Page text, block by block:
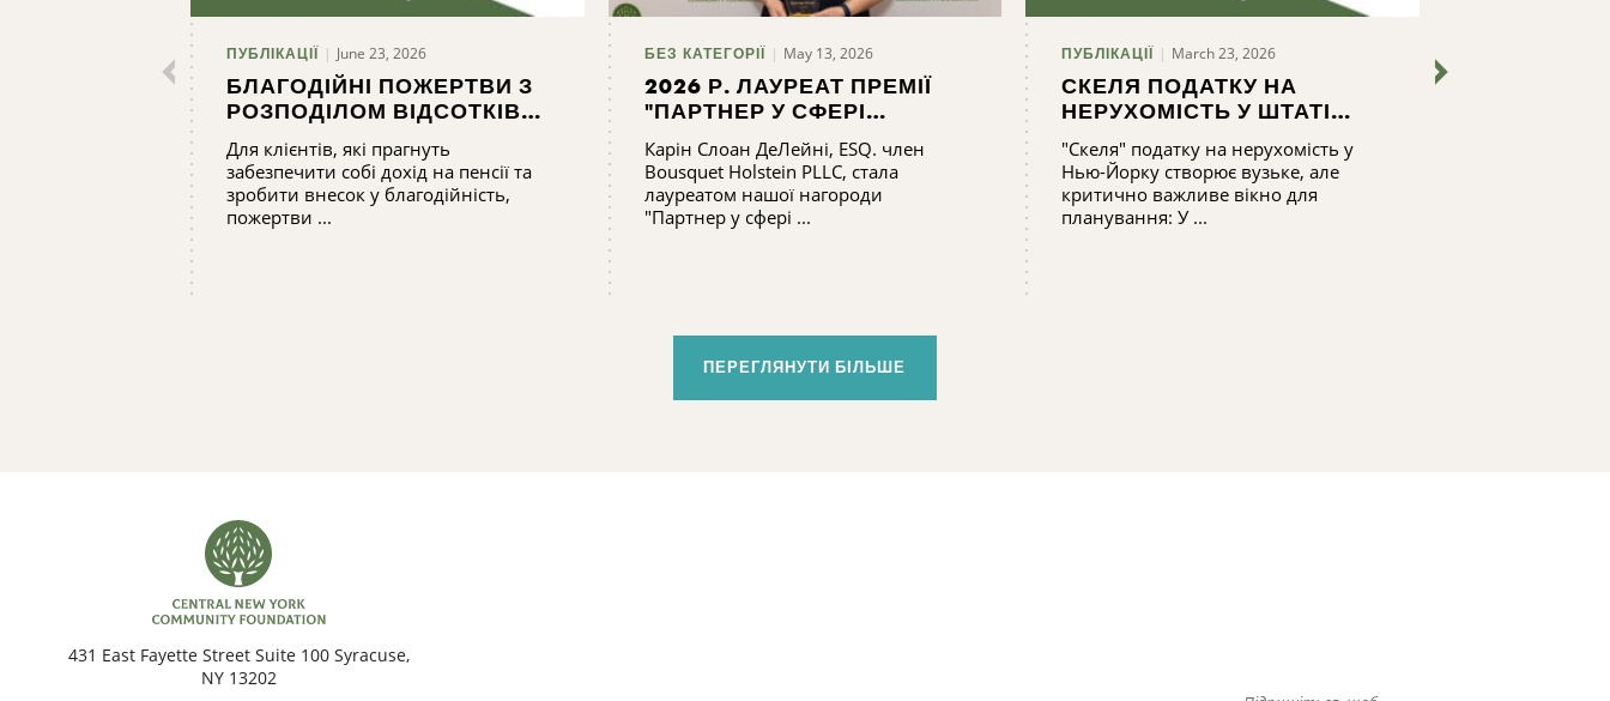
ПУБЛІКАЦІЇ June 23, 2026
БЛАГОДІЙНІ ПОЖЕРТВИ З
РОЗПОДІЛОМ ВІДСОТКІВ:
НАЙВАЖЛИВІШІ ПИТАННЯ
ТА ВІДПОВІДІ
Для клієнтів, які прагнуть
забезпечити собі дохід на пенсії та
зробити внесок у благодійність,
пожертви ...
БЕЗ КАТЕГОРІЇ May 13, 2026
2026 Р. ЛАУРЕАТ ПРЕМІЇ
"ПАРТНЕР У СФЕРІ
БЛАГОДІЙНОСТІ
Карін Слоан ДеЛейні, ESQ. член
Bousquet Holstein PLLC, стала
лауреатом нашої нагороди
"Партнер у сфері ...
ПУБЛІКАЦІЇ March 23, 2026
СКЕЛЯ ПОДАТКУ НА
НЕРУХОМІСТЬ У ШТАТІ
НЬЮ-ЙОРК ТА САНТА-
КЛАУС
"Скеля" податку на нерухомість у
Нью-Йорку створює вузьке, але
критично важливе вікно для
планування: У ...
ПЕРЕГЛЯНУТИ БІЛЬШЕ
431 East Fayette Street Suite 100 Syracuse,
NY 13202